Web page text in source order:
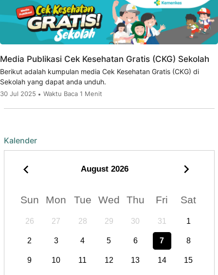
Media Publikasi Cek Kesehatan Gratis (CKG) Sekolah
Berikut adalah kumpulan media Cek Kesehatan Gratis (CKG) di
Sekolah yang dapat anda unduh.
30 Jul 2025 Waktu Baca 1 Menit
Kalender
August 2026
Sun Mon Tue Wed Thu Fri Sat
26 27 28 29 30 31 1
2 3 4 5 6 7 8
9 10 11 12 13 14 15